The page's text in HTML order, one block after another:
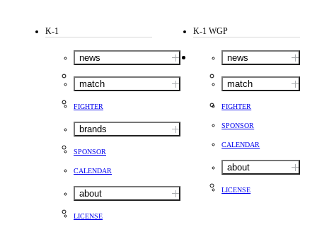
K-1
news
match
FIGHTER
brands
SPONSOR
CALENDAR
about
LICENSE
K-1 WGP
news
match
FIGHTER
SPONSOR
CALENDAR
about
LICENSE